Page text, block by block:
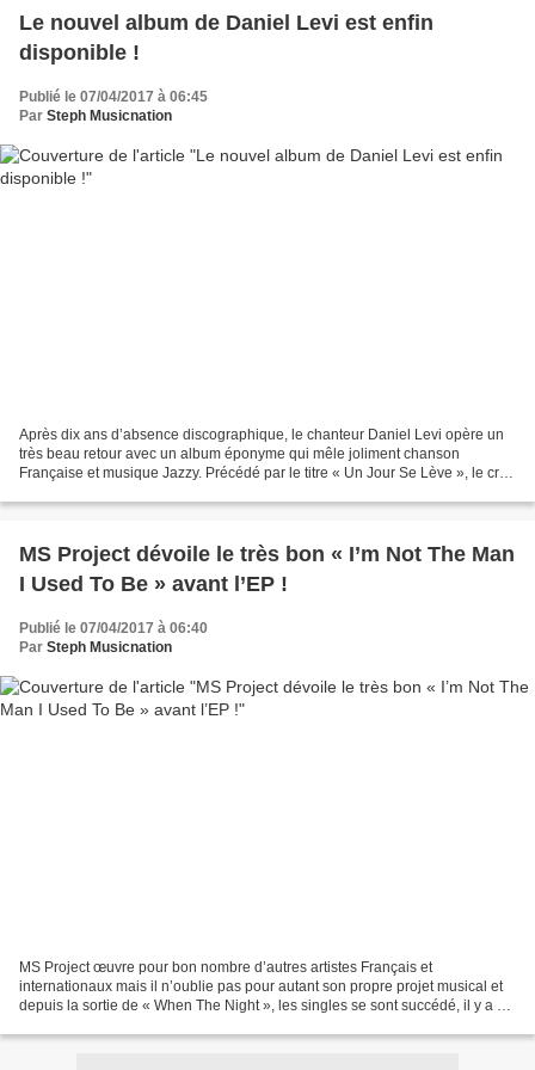
Le nouvel album de Daniel Levi est enfin
disponible !
Publié le 07/04/2017 à 06:45
Par Steph Musicnation
Après dix ans d’absence discographique, le chanteur Daniel Levi opère un
très beau retour avec un album éponyme qui mêle joliment chanson
Française et musique Jazzy. Précédé par le titre « Un Jour Se Lève », le cru
MS Project dévoile le très bon « I’m Not The Man
I Used To Be » avant l’EP !
Publié le 07/04/2017 à 06:40
Par Steph Musicnation
MS Project œuvre pour bon nombre d’autres artistes Français et
internationaux mais il n’oublie pas pour autant son propre projet musical et
depuis la sortie de « When The Night », les singles se sont succédé, il y a eu